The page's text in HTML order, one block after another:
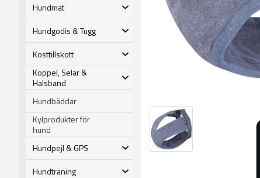
Hundmat
Hundgodis & Tugg
Kosttillskott
Koppel, Selar &
Halsband
Hundbäddar
Kylprodukter för
hund
Hundpejl & GPS
Hundträning